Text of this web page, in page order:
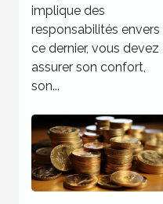
implique des
responsabilités envers
ce dernier, vous devez
assurer son confort,
son...